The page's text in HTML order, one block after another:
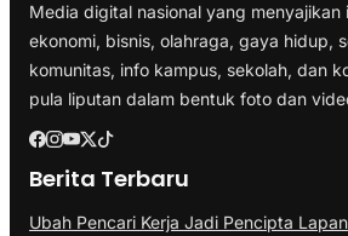
Media digital nasional yang menyajikan
ekonomi, bisnis, olahraga, gaya hidup,
komunitas, info kampus, sekolah, dan
pula liputan dalam bentuk foto dan
Berita Terbaru
Ubah Pencari Kerja Jadi Pencipta